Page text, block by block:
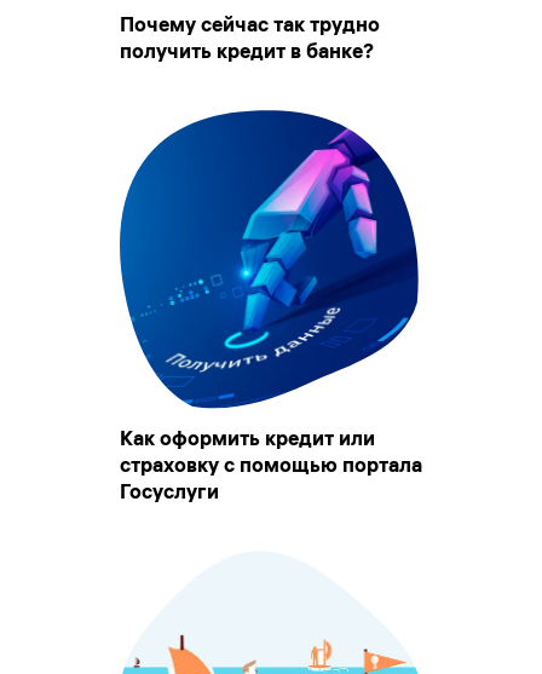
Почему сейчас так трудно
получить кредит в банке?
Как оформить кредит или
страховку с помощью портала
Госуслуги